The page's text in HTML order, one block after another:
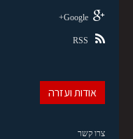
Google+
RSS
אודות ועזרה
צרו קשר